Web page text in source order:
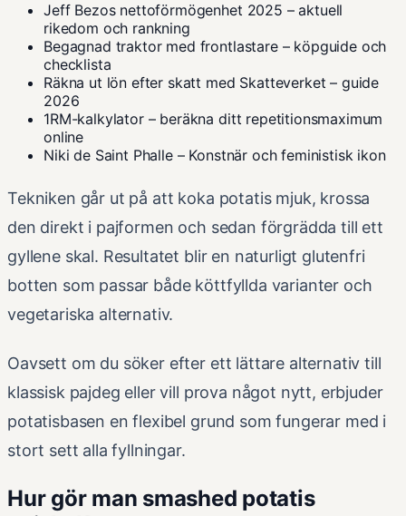
Jeff Bezos nettoförmögenhet 2025 – aktuell
rikedom och rankning
Begagnad traktor med frontlastare – köpguide och
checklista
Räkna ut lön efter skatt med Skatteverket – guide
2026
1RM-kalkylator – beräkna ditt repetitionsmaximum
online
Niki de Saint Phalle – Konstnär och feministisk ikon
Tekniken går ut på att koka potatis mjuk, krossa
den direkt i pajformen och sedan förgrädda till ett
gyllene skal. Resultatet blir en naturligt glutenfri
botten som passar både köttfyllda varianter och
vegetariska alternativ.
Oavsett om du söker efter ett lättare alternativ till
klassisk pajdeg eller vill prova något nytt, erbjuder
potatisbasen en flexibel grund som fungerar med i
stort sett alla fyllningar.
Hur gör man smashed potatis